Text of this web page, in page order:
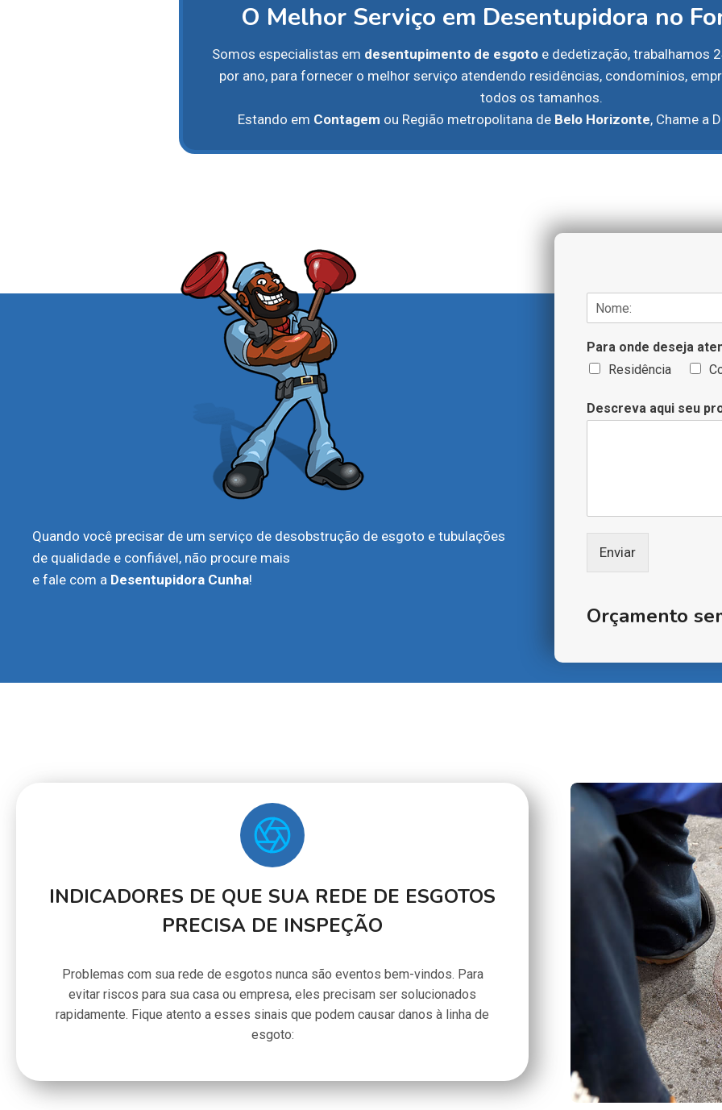
O Melhor Serviço em Desentupidora no
Somos especialistas em desentupimento de esgoto e dedetização, trabalhamos
por ano, para fornecer o melhor serviço atendendo residências, condomínios,
todos os tamanhos.
Estando em Contagem ou Região metropolitana de Belo Horizonte, Chame a
Quando você precisar de um serviço de desobstrução de esgoto e tubulações
de qualidade e confiável, não procure mais
e fale com a Desentupidora Cunha!
e
/
l
o
m
e
Para onde deseja
Residência
Descreva aqui seu
Enviar
Orçamento
INDICADORES DE QUE SUA REDE DE ESGOTOS
PRECISA DE INSPEÇÃO
Problemas com sua rede de esgotos nunca são eventos bem-vindos. Para
evitar riscos para sua casa ou empresa, eles precisam ser solucionados
rapidamente. Fique atento a esses sinais que podem causar danos à linha de
esgoto: